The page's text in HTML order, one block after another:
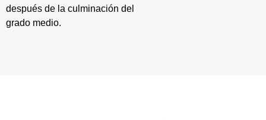
después de la culminación del
grado medio.